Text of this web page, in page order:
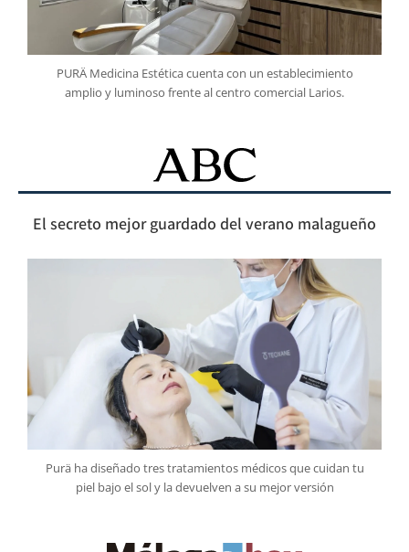
PURÄ Medicina Estética cuenta con un establecimiento
amplio y luminoso frente al centro comercial Larios.
El secreto mejor guardado del verano malagueño
Purä ha diseñado tres tratamientos médicos que cuidan tu
piel bajo el sol y la devuelven a su mejor versión